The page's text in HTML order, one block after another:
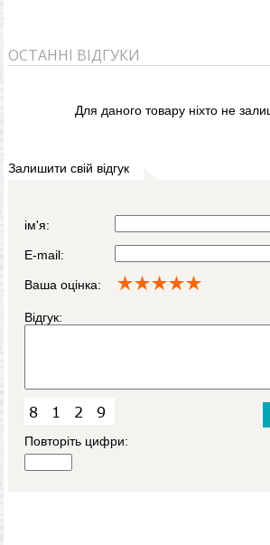
ОСТАННІ ВІДГУКИ
Для даного товару ніхто не
Залишити свій відгук
ім'я:
E-mail:
Ваша оцінка:
Відгук:
Повторіть цифри: